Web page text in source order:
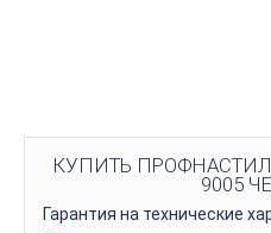
КУПИТЬ ПРОФНАСТИЛ
9005
Гарантия на технические